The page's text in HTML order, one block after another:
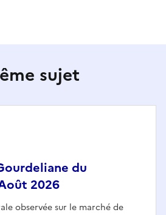
sujet
du
2026
observée sur le marché de